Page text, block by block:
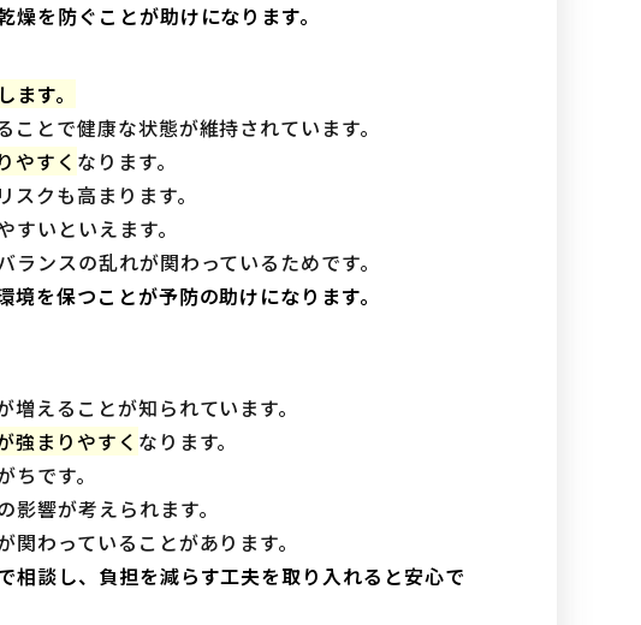
を防ぐことが助けになります。
す。
とで健康な状態が維持されています。
やすく なります。
クも高まります。
いといえます。
ンスの乱れが関わっているためです。
境を保つことが予防の助けになります。
えることが知られています。
強まりやすく なります。
です。
響が考えられます。
わっていることがあります。
相談し、負担を減らす工夫を取り入れると安心で